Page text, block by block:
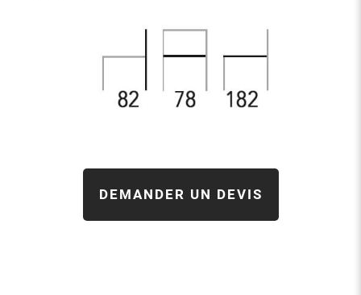
DEMANDER UN DEVIS